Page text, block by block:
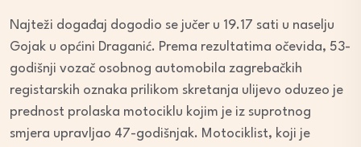
Najteži događaj dogodio se jučer u 19.17 sati u naselju
Gojak u općini Draganić. Prema rezultatima očevida, 53-
godišnji vozač osobnog automobila zagrebačkih
registarskih oznaka prilikom skretanja ulijevo oduzeo je
prednost prolaska motociklu kojim je iz suprotnog
smjera upravljao 47-godišnjak. Motociklist, koji je